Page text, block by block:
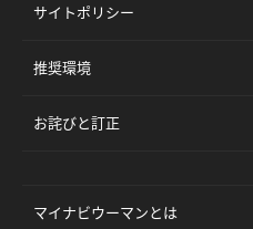
サイトポリシー
推奨環境
お詫びと訂正
マイナビウーマンとは